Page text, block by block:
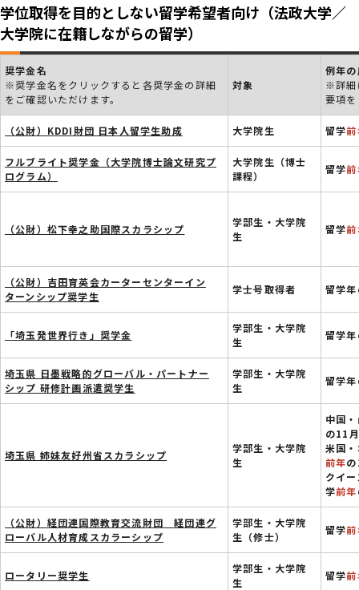
学位取得を目的としない留学希望者向け（法政大学／
大学院に在籍しながらの留学）
奨学金名
※奨学金名をクリックすると各奨学金の詳細
をご確認いただけます。
対象
例年
※詳細
要項
（公財）KDDI財団 日本人留学生助成 大学院生 留学
フルブライト奨学金（大学院博士論文研究プ
ログラム）
大学院生（博士
課程）
留学
（公財）松下幸之助国際スカラシップ
学部生・大学院
生
留学
（公財）吉田育英会カーターセンターイン
ターンシップ奨学生
学士号取得者 留学
「埼玉発世界行き」奨学金
学部生・大学院
生
留学
埼玉県 日墨戦略的グローバル・パートナー
シップ 研修計画派遣奨学生
学部生・大学院
生
留学
埼玉県 姉妹友好州省スカラシップ
学部生・大学院
生
中国
の11
米国
前年
クイ
学前年
（公財）経団連国際教育交流財団 経団連グ
ローバル人材育成スカラーシップ
学部生・大学院
生（修士）
留学
ロータリー奨学生
学部生・大学院
生
留学